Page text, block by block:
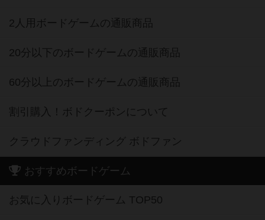
2人用ボードゲームの通販商品
20分以下のボードゲームの通販商品
60分以上のボードゲームの通販商品
割引購入！ボドクーポンについて
クラウドファンディング ボドファン
おすすめボードゲーム
お気に入りボードゲーム TOP50